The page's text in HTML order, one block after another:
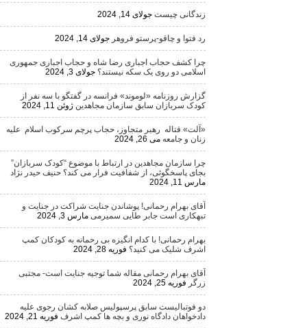
زندگانی چیست جولای 14, 2024
رد فتوا و چاقو-پرستو فروهر جولای 14, 2024
چرا کشف حجاب اجباری رضا شاه و حجاب اجباری جمهوری
اسلامی دو روی یک سکه نیستند؟ جولای 3, 2024
گزارش روزنامه «لوموند» فرانسه در گفتگو با سه نفر از
کودک سربازان سابق سازمان مجاهدین ژوئن 11, 2024
«آلت» قتاله رهبر متجاوز، حجاب پرچم سرکوب اسلام علیه
زنان و جامعه می 26, 2024
چرا سازمان مجاهدین در ارتباط با موضوع “کودک سربازان”
بجای پاسخگوئی، از شفافیت فرار می کند؟ حنیف حیدر نژاد
آقای بهرام رحمانی! پوشاندن جنایت شراکت در جنایت و
تبهکاری است جابر طایی سمیرمی مارس 3, 2024
بهرام رحمانی! با کدام انگیزه بی رحمانه به کودکان کمپ
اشرف شلیک می کنید؟ فوریه 28, 2024
آقای بهرام رحمانی مقاله شما توجیه جنایت است- مجتبی
فوریه 25, 2024
دو فوتبالیست سابق پرسپولیس صلابه کشان رجوی علیه
دادخواهان دادگاه نوری و بچه ها کمپ اشرف فوریه 21, 2024